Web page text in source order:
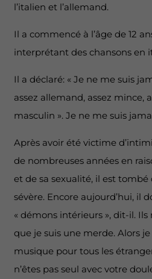
l’italien et l’allemand.
Il a commencé à l’âge de 12
interprétant des chansons en
Il a déclaré: « Je ne me suis
assez allemand, assez mince,
masculin ». Je ne me suis
Après avoir été victime
de nombreuses années en
et de sa sexualité, il est tombé
sévère. Encore aujourd’hui, il
« démons intérieurs », dit-il.
que je suis une merde. Alors
musique pour tous les
n’êtes pas seul avec votre